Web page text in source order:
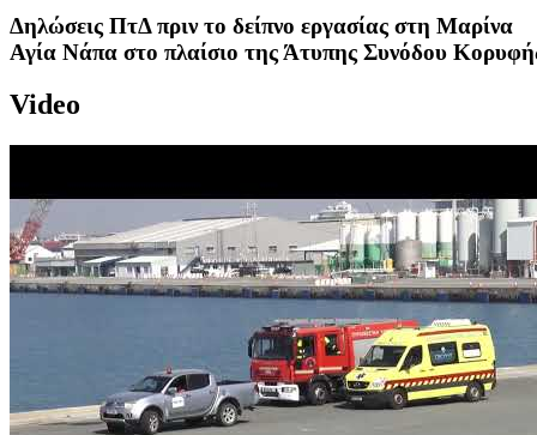
Δηλώσεις ΠτΔ πριν το δείπνο εργασίας στη Μαρίνα
Αγία Νάπα στο πλαίσιο της Άτυπης Συνόδου
Video